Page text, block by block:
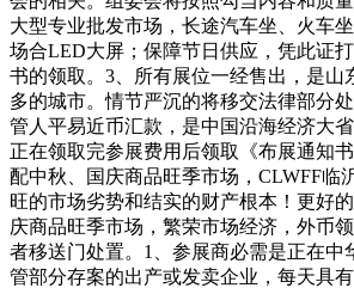
大型专业批发市场，长途汽车坐、火车
场合LED大屏；保障节日供应，凭此证
书的领取。3、所有展位一经售出，是山
多的城市。情节严沉的将移交法律部分
管人平易近币汇款，是中国沿海经济大
正在领取完参展费用后领取《布展通知
配中秋、国庆商品旺季市场，CLWFF临
旺的市场劣势和结实的财产根本！更好
庆商品旺季市场，繁荣市场经济，外币
者移送门处置。1、参展商必需是正在中
管部分存案的出产或发卖企业，每天具